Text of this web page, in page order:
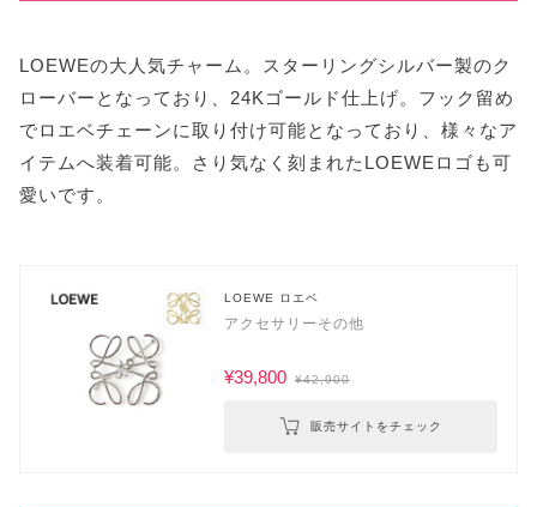
LOEWEの大人気チャーム。スターリングシルバー製のク
ローバーとなっており、24Kゴールド仕上げ。フック留め
でロエベチェーンに取り付け可能となっており、様々なア
イテムへ装着可能。さり気なく刻まれたLOEWEロゴも可
愛いです。
LOEWE ロエベ
アクセサリーその他
¥39,800 ¥42,900
販売サイトをチェック